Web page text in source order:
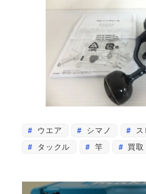
ウエア シマノ
タックル
竿 買取